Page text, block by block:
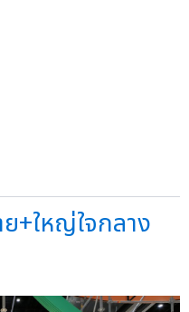
+ใหญ่ใจกลาง